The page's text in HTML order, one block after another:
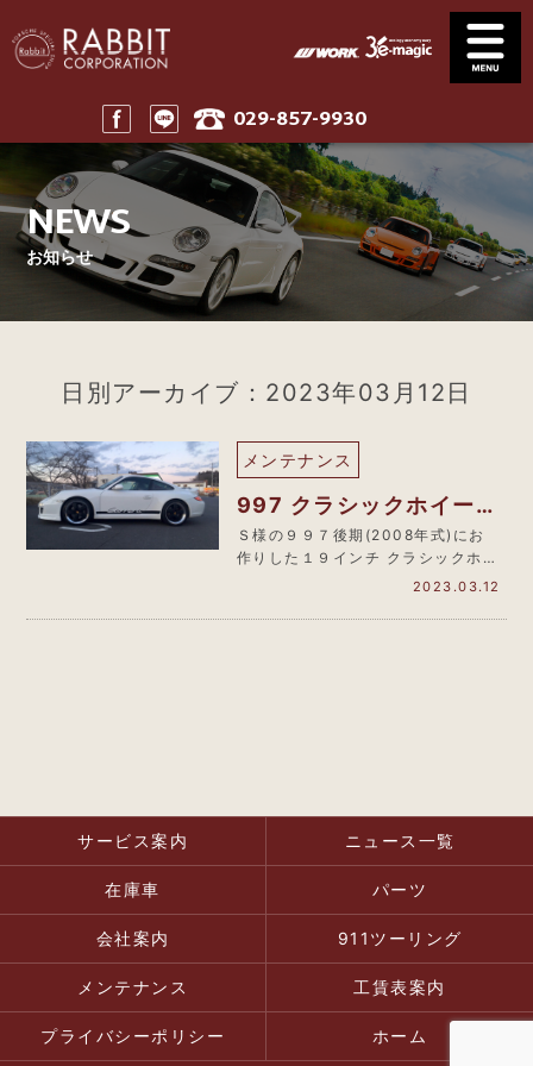
029-857-9930
Service
サービス案内 ニュース一覧
Stock
在庫車
Parts
パーツ
Company
会社案内
911 Touring
911ツーリング
Home
NEWS
お知らせ
日別アーカイブ：2023年03月12日
メンテナンス
997 クラシックホイール
装着
Ｓ様の９９７後期(2008年式)にお
作りした１９インチ クラシックホイ
ール。 写真をいただきました…
2023.03.12
サービス案内 ニュース一覧
在庫車 パーツ
会社案内 911ツーリング
メンテナンス 工賃表案内
プライバシーポリシー ホーム